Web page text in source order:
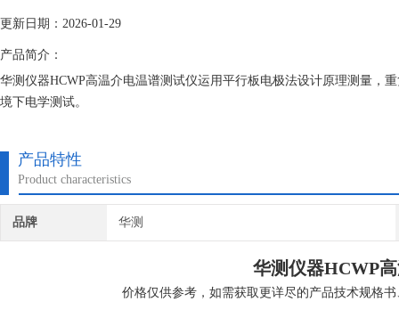
更新日期：2026-01-29
产品简介：
华测仪器HCWP高温介电温谱测试仪运用平行板电极法设计原理测量，
境下电学测试。
产品特性
Product characteristics
品牌 华测
华测仪器HCWP
价格仅供参考，如需获取更详尽的产品技术规格